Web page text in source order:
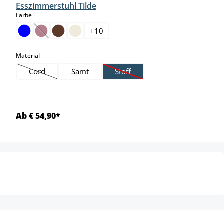
Esszimmerstuhl Tilde
Farbeauswählen
(Diese Option ist zurzeit nicht verfügbar.)
+10
Materialauswählen
Cord
(Diese Option ist zurzeit nicht verfügbar.)
Samt Stoff
(Diese Option ist zurzeit nicht
Ab € 54,90*